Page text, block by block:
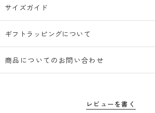
サイズガイド
ギフトラッピングについて
商品についてのお問い合わせ
レビューを書く